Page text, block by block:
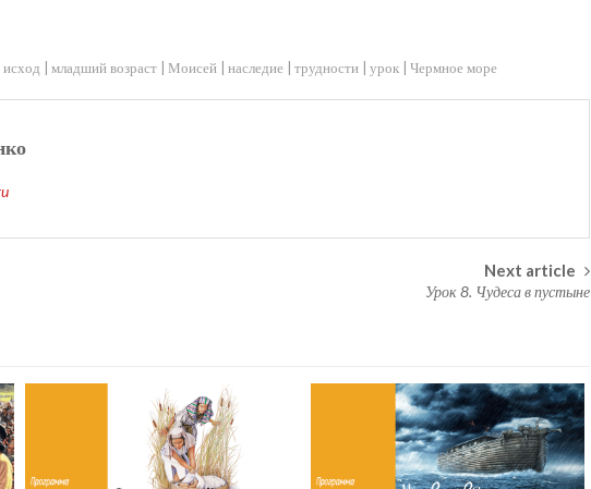
исход младший возраст Моисей наследие трудности урок Чермное море
Next article
Урок 8. Чудеса в пустыне